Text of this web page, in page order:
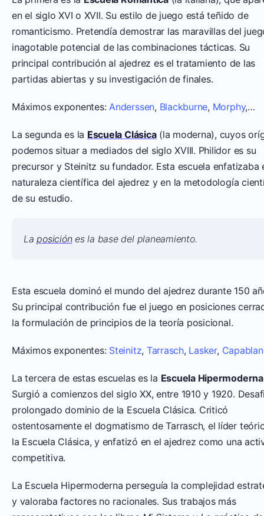
en el siglo XVI o XVII. Su estilo de juego está teñido de
romanticismo. Pretendía demostrar las maravillas del
inagotable potencial de las combinaciones tácticas. Su
principal contribución al ajedrez es el tratamiento de las
partidas abiertas y su investigación de finales.
Máximos exponentes: Anderssen, Blackburne, Morphy,…
La segunda es la Escuela Clásica(la moderna), cuyos
podemos situar a mediados del siglo XVIII. Philidor es su
precursor y Steinitz su fundador. Esta escuela enfatizaba
naturaleza científica del ajedrez y en la metodología
de su estudio.
Laposiciónes la base del planeamiento.
Esta escuela dominó el mundo del ajedrez durante 150
Su principal contribución fue el juego en posiciones
la formulación de principios de la teoría posicional.
Máximos exponentes: Steinitz, Tarrasch, Lasker,
La tercera de estas escuelas es la Escuela Hipermoderna
Surgió a comienzos del siglo XX, entre 1910 y 1920.
prolongado dominio de la Escuela Clásica. Criticó
ostentosamente el dogmatismo de Tarrasch, el líder
la Escuela Clásica, y enfatizó en el ajedrez como una
competitiva.
La Escuela Hipermoderna perseguía la complejidad
y valoraba factores no racionales. Sus trabajos más